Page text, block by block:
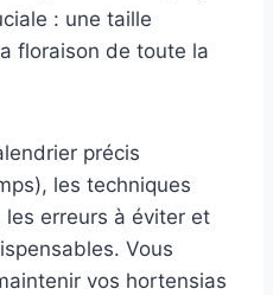
: une taille
floraison de toute la
précis
les techniques
erreurs à éviter et
Vous
vos hortensias